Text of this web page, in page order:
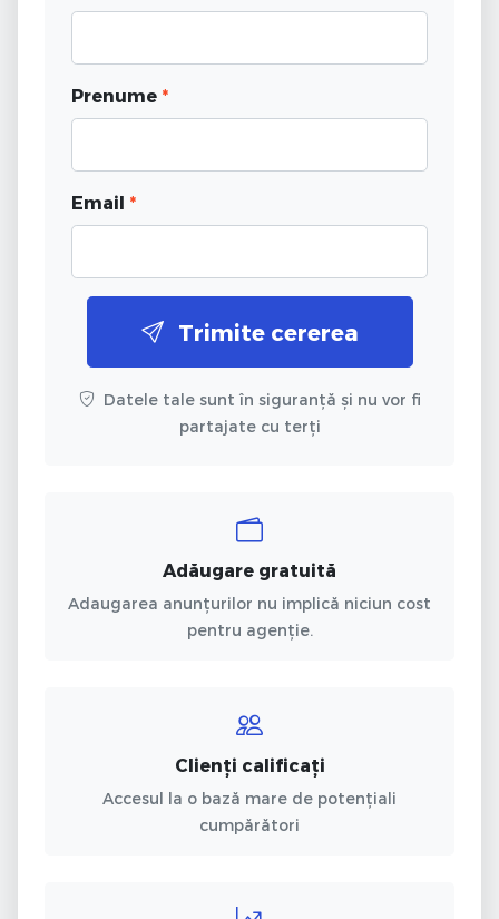
Prenume *
Email *
Trimite cererea
Datele tale sunt în siguranță și nu vor fi
partajate cu terți
Adăugare gratuită
Adaugarea anunțurilor nu implică niciun cost
pentru agenție.
Clienți calificați
Accesul la o bază mare de potențiali
cumpărători